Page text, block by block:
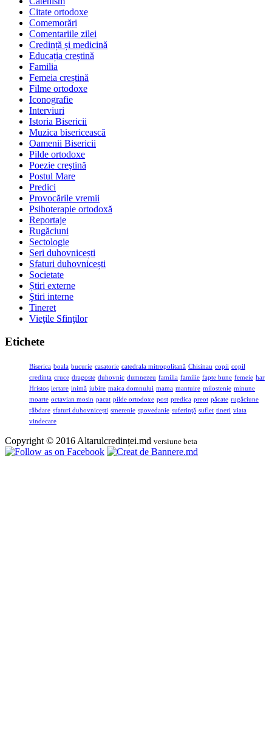
Citate ortodoxe
Comemorări
Comentariile zilei
Credință și medicină
Educația creștină
Familia
Femeia creștină
Filme ortodoxe
Iconografie
Interviuri
Istoria Bisericii
Muzica bisericească
Oamenii Bisericii
Pilde ortodoxe
Poezie creştină
Postul Mare
Predici
Provocările vremii
Psihoterapie ortodoxă
Reportaje
Rugăciuni
Sectologie
Seri duhovnicești
Sfaturi duhovnicești
Societate
Știri externe
Ştiri interne
Tineret
Vieţile Sfinţilor
Etichete
Biserica boala bucurie casatorie catedrala mitropolitană Chisinau copii copil
credinta cruce dragoste duhovnic dumnezeu familia familie fapte bune femeie har
Hristos iertare inimă iubire maica domnului mama mantuire milostenie minune
moarte octavian mosin pacat pilde ortodoxe post predica preot păcate rugăciune
răbdare sfaturi duhovnicești smerenie spovedanie suferinţă suflet tineri viata
vindecare
Copyright © 2016 Altarulcredinței.md versiune beta